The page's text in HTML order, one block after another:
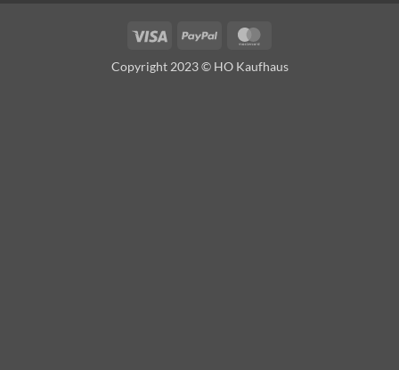
Visa PayPal
Copyright 2023 © HO Kaufhaus